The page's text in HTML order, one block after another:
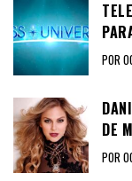
POR
DE
POR